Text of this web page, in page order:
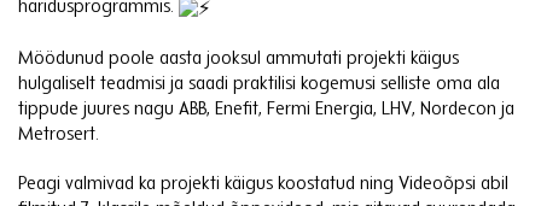
haridusprogrammis.
Möödunud poole aasta jooksul ammutati projekti käigus
hulgaliselt teadmisi ja saadi praktilisi kogemusi selliste oma ala
tippude juures nagu ABB, Enefit, Fermi Energia, LHV, Nordecon ja
Metrosert.
Peagi valmivad ka projekti käigus koostatud ning Videoõpsi abil